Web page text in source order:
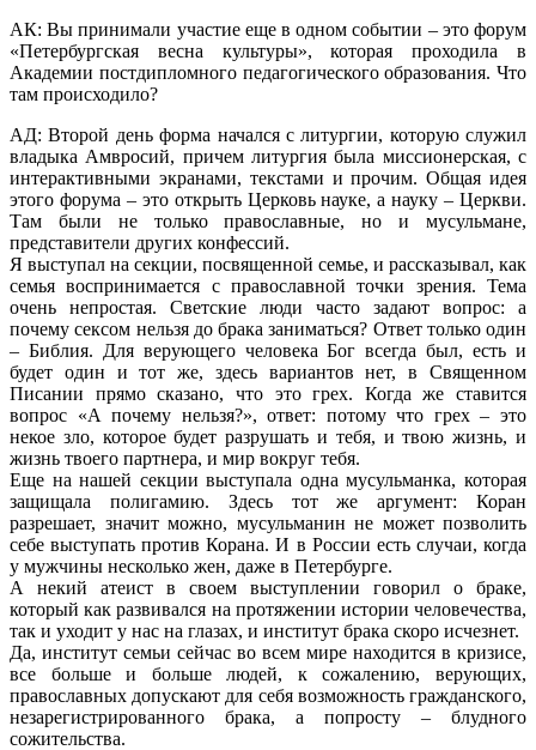
АК: Вы принимали участие еще в одном событии – это форум
«Петербургская весна культуры», которая проходила в
Академии постдипломного педагогического образования. Что
там происходило?
АД: Второй день форма начался с литургии, которую служил
владыка Амвросий, причем литургия была миссионерская, с
интерактивными экранами, текстами и прочим. Общая идея
этого форума – это открыть Церковь науке, а науку – Церкви.
Там были не только православные, но и мусульмане,
представители других конфессий.
Я выступал на секции, посвященной семье, и рассказывал, как
семья воспринимается с православной точки зрения. Тема
очень непростая. Светские люди часто задают вопрос: а
почему сексом нельзя до брака заниматься? Ответ только один
– Библия. Для верующего человека Бог всегда был, есть и
будет один и тот же, здесь вариантов нет, в Священном
Писании прямо сказано, что это грех. Когда же ставится
вопрос «А почему нельзя?», ответ: потому что грех – это
некое зло, которое будет разрушать и тебя, и твою жизнь, и
жизнь твоего партнера, и мир вокруг тебя.
Еще на нашей секции выступала одна мусульманка, которая
защищала полигамию. Здесь тот же аргумент: Коран
разрешает, значит можно, мусульманин не может позволить
себе выступать против Корана. И в России есть случаи, когда
у мужчины несколько жен, даже в Петербурге.
А некий атеист в своем выступлении говорил о браке,
который как развивался на протяжении истории человечества,
так и уходит у нас на глазах, и институт брака скоро исчезнет.
Да, институт семьи сейчас во всем мире находится в кризисе,
все больше и больше людей, к сожалению, верующих,
православных допускают для себя возможность гражданского,
незарегистрированного брака, а попросту – блудного
сожительства.